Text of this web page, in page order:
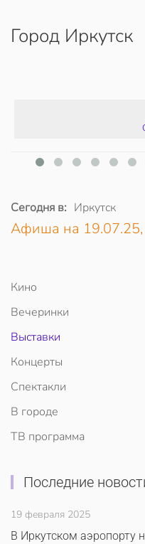
Перейти к
Город Иркутск
Сегодня в: Иркутск
Афиша на 19.07.25,
Кино
Вечеринки
Выставки
Концерты
Спектакли
В городе
ТВ программа
Последние
19 февраля 2025
В Иркутском аэропорту